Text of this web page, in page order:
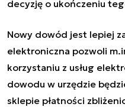
decyzję o ukończeniu
Nowy dowód jest lepiej
elektroniczna pozwoli
korzystaniu z usług
dowodu w urzędzie
sklepie płatności